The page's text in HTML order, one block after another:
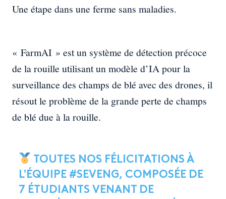
Une étape dans une ferme sans maladies.
« FarmAI » est un système de détection précoce
de la rouille utilisant un modèle d’IA pour la
surveillance des champs de blé avec des drones, il
résout le problème de la grande perte de champs
de blé due à la rouille.
TOUTES NOS FÉLICITATIONS À
L'ÉQUIPE #SEVENG, COMPOSÉE DE
7 ÉTUDIANTS VENANT DE